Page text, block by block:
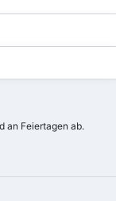
an Feiertagen ab.